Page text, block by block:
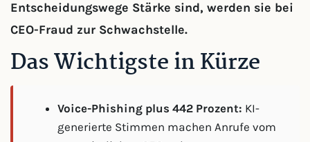
Entscheidungswege Stärke sind, werden sie bei
CEO-Fraud zur Schwachstelle.
Das Wichtigste in Kürze
Voice-Phishing plus 442 Prozent: KI-
generierte Stimmen machen Anrufe vom